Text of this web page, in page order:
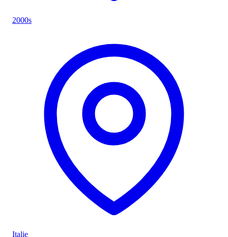
2000s
Italie